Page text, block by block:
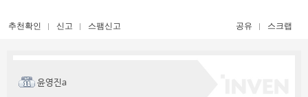
추천확인 신고 스팸신고 공유 스크랩
윤영진a